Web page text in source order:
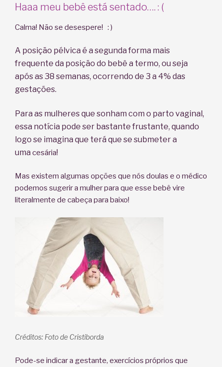
Haaa meu bebê está sentado…. : (
Calma! Não se desespere! : )
A posição pélvica é a segunda forma mais
frequente da posição do bebê a termo, ou seja
após as 38 semanas, ocorrendo de 3 a 4% das
gestações.
Para as mulheres que sonham com o parto vaginal,
essa notícia pode ser bastante frustante, quando
logo se imagina que terá que se submeter a
uma cesária!
Mas existem algumas opções que nós doulas e o médico
podemos sugerir a mulher para que esse bebê vire
literalmente de cabeça para baixo!
Créditos: Foto de Cristiborda
Pode-se indicar a gestante, exercícios próprios que